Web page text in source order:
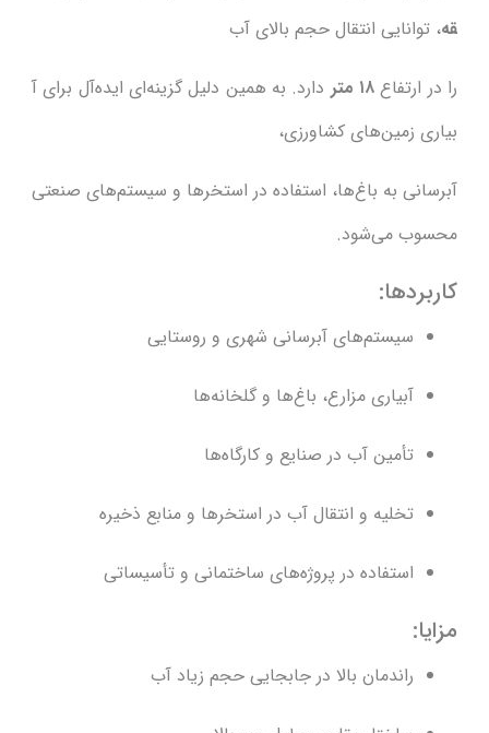
قه، توانایی انتقال حجم بالای آب
را در ارتفاع ۱۸ متر
دارد. به همین دلیل گزینه‌ای ایده‌آل برای آ
بیاری زمین‌های کشاورزی،
آبرسانی به باغ‌ها، استفاده در استخرها و سیستم‌های صنعتی
محسوب می‌شود.
کاربردها:
سیستم‌های آبرسانی شهری و روستایی
آبیاری مزارع، باغ‌ها و گلخانه‌ها
تأمین آب در صنایع و کارگاه‌ها
تخلیه و انتقال آب در استخرها و منابع ذخیره
استفاده در پروژه‌های ساختمانی و تأسیساتی
مزایا:
راندمان بالا در جابجایی حجم زیاد آب